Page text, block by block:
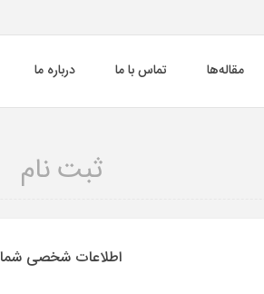
مقاله‌ها تماس با ما درباره ما
ثبت نام
اطلاعات شخصی شما